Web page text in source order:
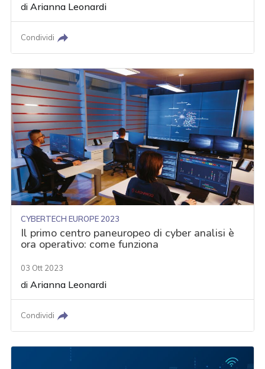
diArianna Leonardi
Condividi
CYBERTECH EUROPE 2023
Il primo centro paneuropeo di cyber analisi è
ora operativo: come funziona
03 Ott 2023
diArianna Leonardi
Condividi